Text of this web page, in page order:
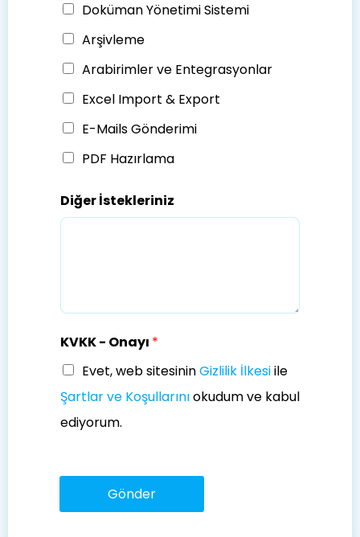
Doküman Yönetimi Sistemi
Arşivleme
Arabirimler ve Entegrasyonlar
Excel Import & Export
E-Mails Gönderimi
PDF Hazırlama
Diğer İstekleriniz
KVKK - Onayı *
Evet, web sitesininGizlilik İlkesiile
Şartlar ve Koşullarınıokudum ve kabul
ediyorum.
Gönder